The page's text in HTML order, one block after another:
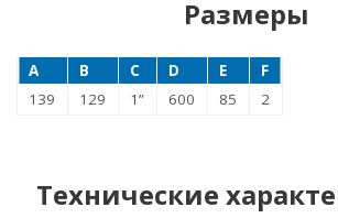
Размеры
A B C D E
F
139
129 1” 600 85 2
Технические